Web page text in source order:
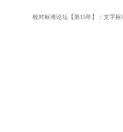
校对标准论坛【第15年】：文字标